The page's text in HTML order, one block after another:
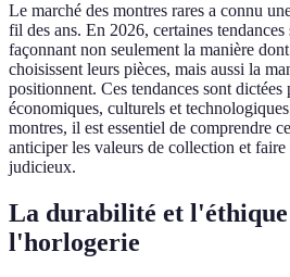
Le marché des montres rares a connu
fil des ans. En 2026, certaines tendances
façonnant non seulement la manière
choisissent leurs pièces, mais aussi la
positionnent. Ces tendances sont dictées
économiques, culturels et
montres, il est essentiel de comprendre
anticiper les valeurs de collection et faire
judicieux.
La durabilité et l'éthique
l'horlogerie